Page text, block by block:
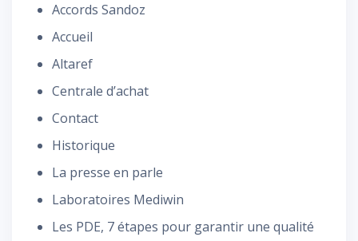
Accords Sandoz
Accueil
Altaref
Centrale d’achat
Contact
Historique
La presse en parle
Laboratoires Mediwin
Les PDE, 7 étapes pour garantir une qualité